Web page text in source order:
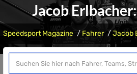
Jacob
Speedsport Magazine Fahrer Jacob